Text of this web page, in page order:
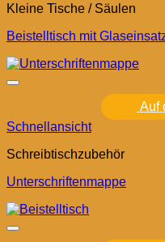
Kleine Tische / Säulen
Beistelltisch mit
Auf
Schnellansicht
Schreibtischzubehör
Unterschriftenmappe